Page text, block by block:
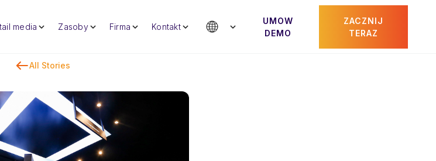
media Zasoby Firma Kontakt
UMOW
DEMO
ZACZNIJ
TERAZ
All Stories